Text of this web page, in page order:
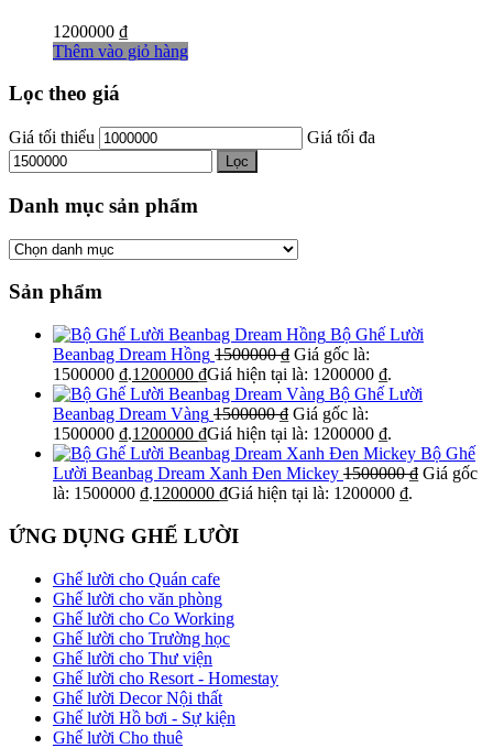
1200000 ₫
Thêm vào giỏ hàng
Lọc theo giá
Giá tối thiểu Giá tối đa
Lọc
Danh mục sản phẩm
Sản phẩm
Bộ Ghế Lười
Beanbag Dream Hồng 1500000₫ Giá gốc là:
1500000 ₫.1200000 ₫Giá hiện tại là: 1200000 ₫.
Bộ Ghế Lười
Beanbag Dream Vàng 1500000₫ Giá gốc là:
1500000 ₫.1200000 ₫Giá hiện tại là: 1200000 ₫.
Bộ Ghế
Lười Beanbag Dream Xanh Đen Mickey 1500000₫ Giá gốc
là: 1500000 ₫.1200000 ₫Giá hiện tại là: 1200000 ₫.
ỨNG DỤNG GHẾ LƯỜI
Ghế lười cho Quán cafe
Ghế lười cho văn phòng
Ghế lười cho Co Working
Ghế lười cho Trường học
Ghế lười cho Thư viện
Ghế lười cho Resort - Homestay
Ghế lười Decor Nội thất
Ghế lười Hồ bơi - Sự kiện
Ghế lười Cho thuê